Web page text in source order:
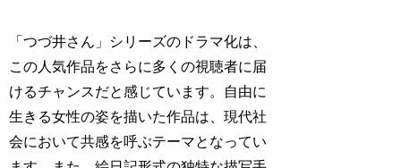
「つづ井さん」シリーズのドラマ化は、
この人気作品をさらに多くの視聴者に届
けるチャンスだと感じています。自由に
生きる女性の姿を描いた作品は、現代社
会において共感を呼ぶテーマとなってい